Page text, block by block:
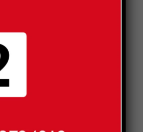
Pierangeli vola agli Europei:
il canoista tifernate
convocato per la Scozia
Calcio: Sansepolcro, il